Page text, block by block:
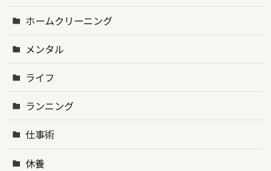
ホームクリーニング
メンタル
ライフ
ランニング
仕事術
休養